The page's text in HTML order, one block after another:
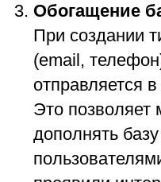
Обогащение
При создании
(email,
отправляется
Это позволяет
дополнять